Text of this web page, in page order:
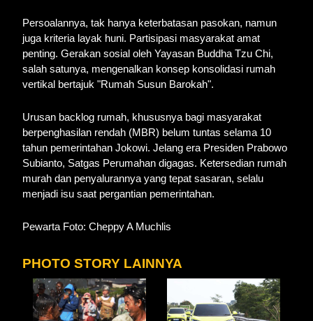
Persoalannya, tak hanya keterbatasan pasokan, namun
juga kriteria layak huni. Partisipasi masyarakat amat
penting. Gerakan sosial oleh Yayasan Buddha Tzu Chi,
salah satunya, mengenalkan konsep konsolidasi rumah
vertikal bertajuk "Rumah Susun Barokah".
Urusan backlog rumah, khususnya bagi masyarakat
berpenghasilan rendah (MBR) belum tuntas selama 10
tahun pemerintahan Jokowi. Jelang era Presiden Prabowo
Subianto, Satgas Perumahan digagas. Ketersedian rumah
murah dan penyalurannya yang tepat sasaran, selalu
menjadi isu saat pergantian pemerintahan.
Pewarta Foto: Cheppy A Muchlis
PHOTO STORY LAINNYA